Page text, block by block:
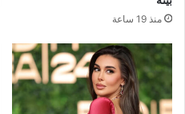
منذ 19 ساعة